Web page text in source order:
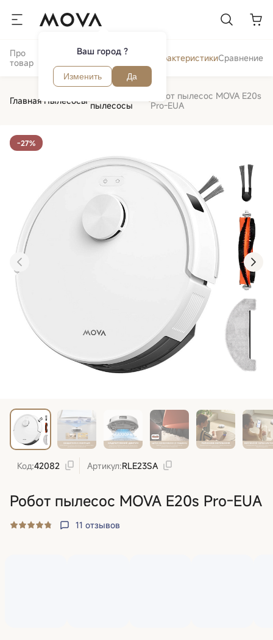
Ваш город ?
Изменить Да
Про
товар
Отзывы и
Обзор ХарактеристикиСравнение
Главная Пылесосы пылесосы
Робот пылесос MOVA E20s
Pro-EUA
‹ ›
-27%
Код:42082 Артикул:RLE23SA
Робот пылесос MOVA E20s Pro-EUA
11 отзывов